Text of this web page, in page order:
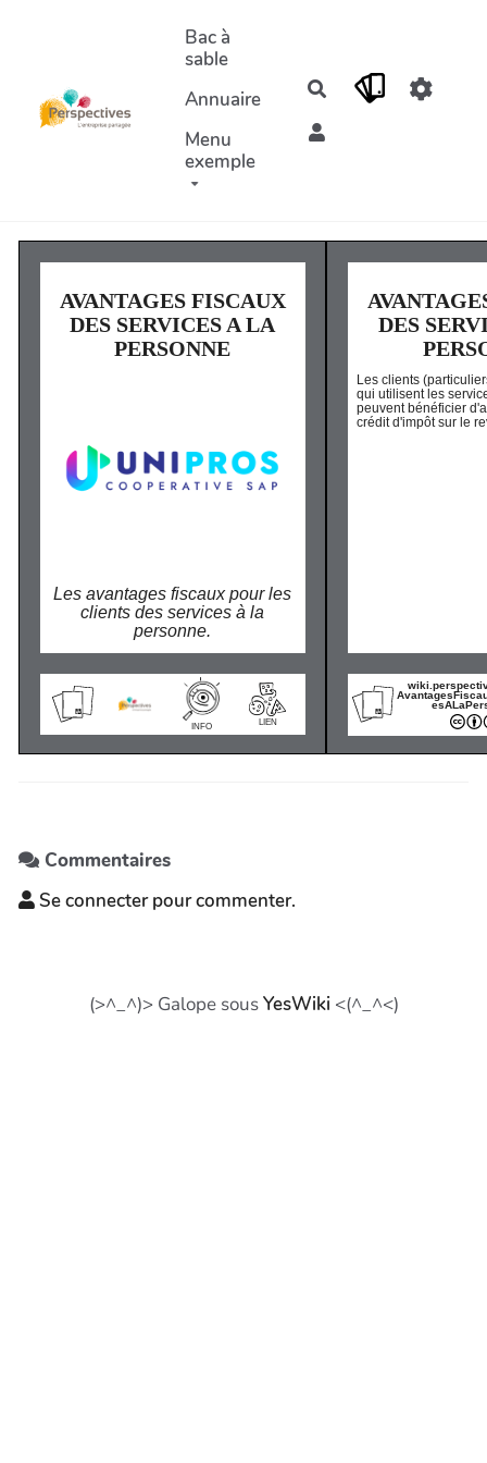
Aller au contenu principal
Bac à
sable
Annuaire
Menu
exemple
Rechercher
AVANTAGES FISCAUX
DES SERVICES A LA
PERSONNE
Les avantages fiscaux pour les
clients des services à la
personne.
INFO
LIEN
DES
Les clients
qui utilisent les
peuvent bénéficier
crédit d'impôt sur le
Commentaires
Se connecter pour commenter.
(>^_^)> Galope sousYesWiki <(^_^<)